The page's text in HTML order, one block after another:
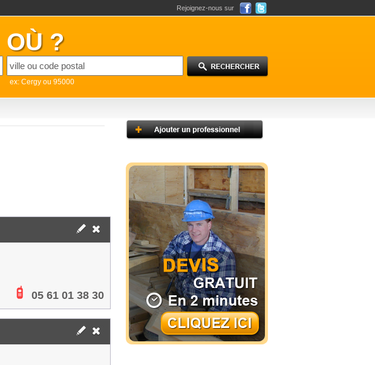
Rejoignez-nous sur
OÙ ?
ex: Cergy ou 95000
05 61 01 38 30